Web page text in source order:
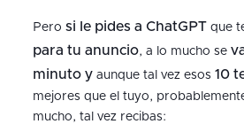
Pero si le pides a ChatGPT que
para tu anuncio, a lo mucho se
minuto yaunque tal vez esos 10
mejores que el tuyo,
mucho, tal vez recibas: